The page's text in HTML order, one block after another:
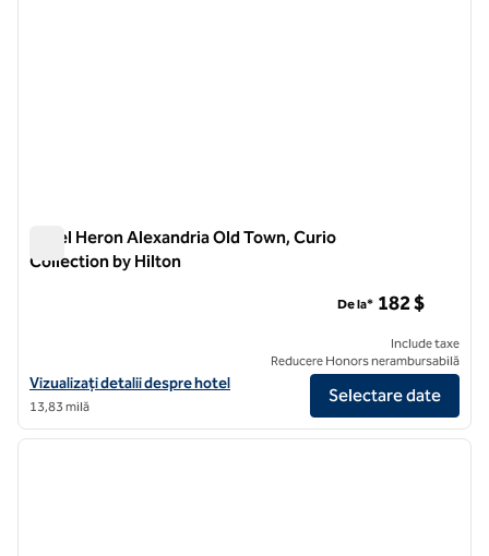
Hotel Heron Alexandria Old Town, Curio
Collection by Hilton
Vizualizați detaliile hotelului pentru Hotelul Heron Alexandria Old
Vizualizați detalii despre hotel
13,83 milă
De la* 182 $
Include taxe
Reducere Honors nerambursabilă
Selectare date
1/12
1 din 12